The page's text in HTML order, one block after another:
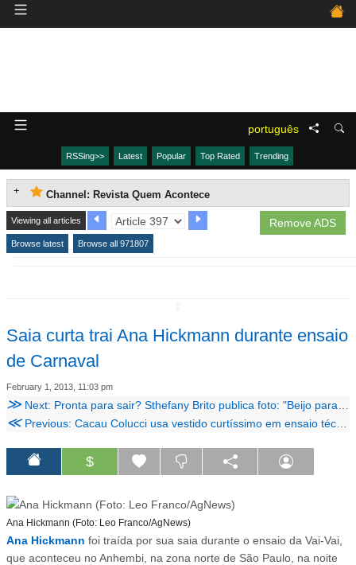
português
RSSing>> Latest Popular Top Rated Trending
Channel: Revista Quem Acontece
Remove ADS
Viewing all articles
Browse latest Browse all 971807
Saia curta trai Ana Hickmann durante ensaio
de Carnaval
February 1, 2013, 11:03 pm
≫ Next: Pronta para sair? Sthefany Brito publica foto: "Beijo para quem fica"
≪Previous: Cacau Colucci usa vestido curtíssimo em ensaio técnico
$
Ana Hickmann (Foto: Leo Franco/AgNews)
Ana Hickmann foi traída por sua saia durante o ensaio da Vai-Vai,
que aconteceu no Anhembi, na zona norte de São Paulo, na noite